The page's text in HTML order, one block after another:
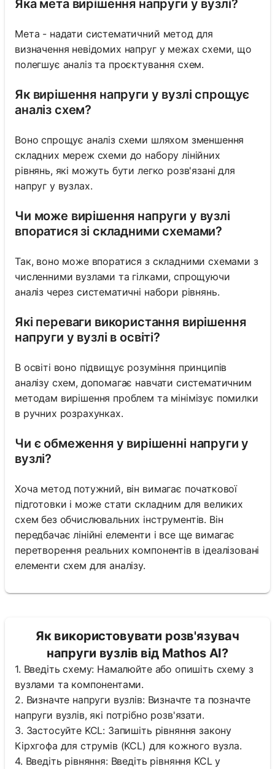
Яка мета вирішення напруги у вузлі?
Мета - надати систематичний метод для
визначення невідомих напруг у межах схеми, що
полегшує аналіз та проєктування схем.
Як вирішення напруги у вузлі спрощує
аналіз схем?
Воно спрощує аналіз схеми шляхом зменшення
складних мереж схеми до набору лінійних
рівнянь, які можуть бути легко розв'язані для
напруг у вузлах.
Чи може вирішення напруги у вузлі
впоратися зі складними схемами?
Так, воно може впоратися з складними схемами з
численними вузлами та гілками, спрощуючи
аналіз через систематичні набори рівнянь.
Які переваги використання вирішення
напруги у вузлі в освіті?
В освіті воно підвищує розуміння принципів
аналізу схем, допомагає навчати систематичним
методам вирішення проблем та мінімізує помилки
в ручних розрахунках.
Чи є обмеження у вирішенні напруги у
вузлі?
Хоча метод потужний, він вимагає початкової
підготовки і може стати складним для великих
схем без обчислювальних інструментів. Він
передбачає лінійні елементи і все ще вимагає
перетворення реальних компонентів в ідеалізовані
елементи схем для аналізу.
Як використовувати розв'язувач
напруги вузлів від Mathos AI?
1. Введіть схему: Намалюйте або опишіть схему з
вузлами та компонентами.
2. Визначте напруги вузлів: Визначте та позначте
напруги вузлів, які потрібно розв'язати.
3. Застосуйте KCL: Запишіть рівняння закону
Кірхгофа для струмів (KCL) для кожного вузла.
4. Введіть рівняння: Введіть рівняння KCL у